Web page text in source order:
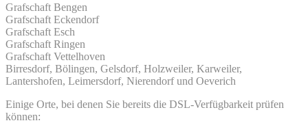
Grafschaft Bengen
Grafschaft Eckendorf
Grafschaft Esch
Grafschaft Ringen
Grafschaft Vettelhoven
Birresdorf, Bölingen, Gelsdorf, Holzweiler, Karweiler,
Lantershofen, Leimersdorf, Nierendorf und Oeverich
Einige Orte, bei denen Sie bereits die DSL-Verfügbarkeit prüfen
können: